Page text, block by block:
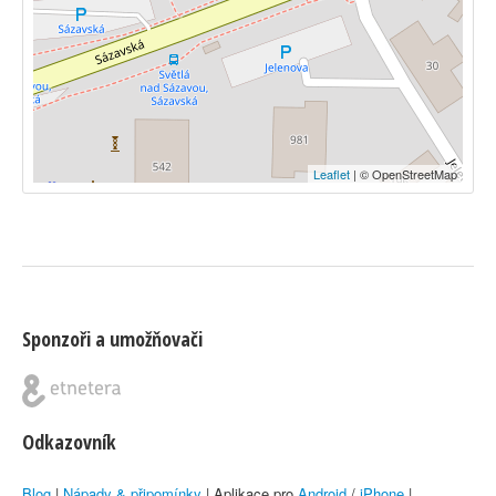
Leaflet | © OpenStreetMap
Sponzoři a umožňovači
Odkazovník